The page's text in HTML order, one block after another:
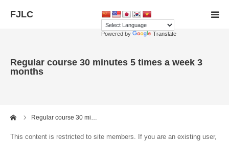
Powered by Translate
Regular course 30 minutes 5 times a week 3
months
Regular course 30 mi…
This content is restricted to site members. If you are an existing user,
Member registration